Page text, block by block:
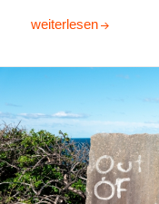
Selbstmanagement:
weiterlesen